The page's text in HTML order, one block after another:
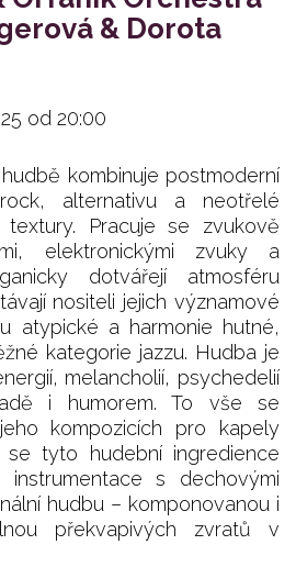
& Dorota
od 20:00
kombinuje postmoderní
alternativu a neotřelé
Pracuje se zvukově
elektronickými zvuky a
dotvářejí atmosféru
nositeli jejich významové
atypické a harmonie hutné,
kategorie jazzu. Hudba je
melancholií, psychedelií
i humorem. To vše se
kompozicích pro kapely
tyto hudební ingredience
s dechovými
hudbu – komponovanou i
překvapivých zvratů v